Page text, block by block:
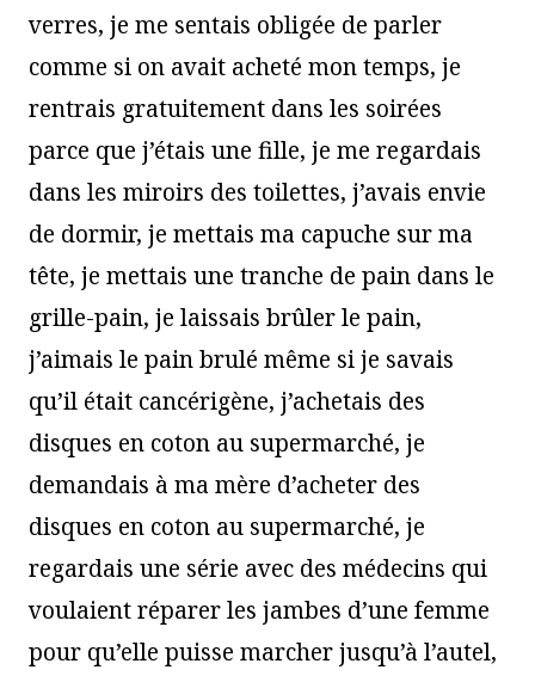
verres, je me sentais obligée de parler
comme si on avait acheté mon temps, je
rentrais gratuitement dans les soirées
parce que j’étais une fille, je me regardais
dans les miroirs des toilettes, j’avais envie
de dormir, je mettais ma capuche sur ma
tête, je mettais une tranche de pain dans le
grille-pain, je laissais brûler le pain,
j’aimais le pain brulé même si je savais
qu’il était cancérigène, j’achetais des
disques en coton au supermarché, je
demandais à ma mère d’acheter des
disques en coton au supermarché, je
regardais une série avec des médecins qui
voulaient réparer les jambes d’une femme
pour qu’elle puisse marcher jusqu’à l’autel,